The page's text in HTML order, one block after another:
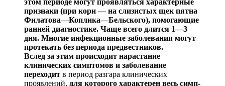
признаки (при кори — на слизистых щек пятна
Филатова—Коплика—Бельского), помогающие
ранней диагностике. Чаще всего длится 1—3
дня. Многие инфекционные заболевания могут
протекать без периода предвестников.
Вслед за этим происходит нарастание
клинических симптомов и заболевание
переходит в период разгара клинических
проявлений, для которого характерен весь симп-